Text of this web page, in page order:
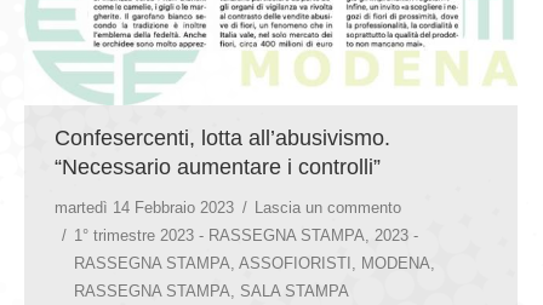
Confesercenti, lotta all’abusivismo.
“Necessario aumentare i controlli”
martedì 14 Febbraio 2023
Lascia un commento
1° trimestre 2023 - RASSEGNA STAMPA, 2023 -
RASSEGNA STAMPA, ASSOFIORISTI , MODENA,
RASSEGNA STAMPA, SALA STAMPA